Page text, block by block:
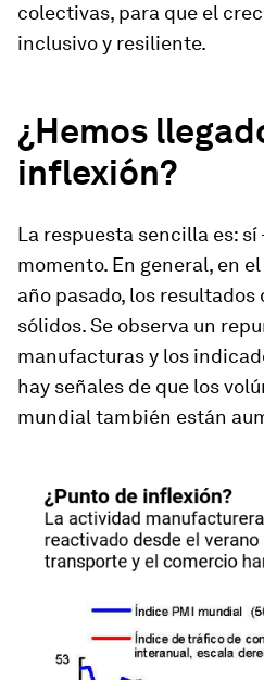
colectivas, para que el
inclusivo y resiliente.
¿Hemos
inflexión?
La respuesta sencilla es:
momento. En general, en
año pasado, los
sólidos. Se observa un
manufacturas y los
hay señales de que los
mundial también están